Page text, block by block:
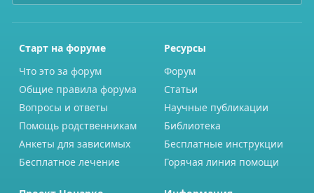
Старт на форуме
Что это за форум
Общие правила форума
Вопросы и ответы
Помощь родственникам
Анкеты для зависимых
Бесплатное лечение
Ресурсы
Форум
Статьи
Научные публикации
Библиотека
Бесплатные инструкции
Горячая линия помощи